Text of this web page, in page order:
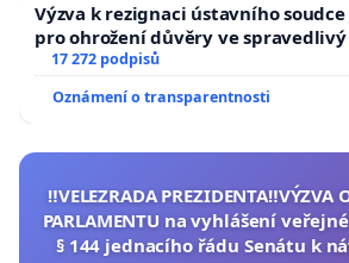
Výzva k rezignaci ústavního soudce
pro ohrožení důvěry ve spravedlivý
17 272 podpisů
Oznámení o transparentnosti
‼️VELEZRADA PREZIDENTA‼️VÝZVA
PARLAMENTU na vyhlášení
§ 144 jednacího řádu Senátu k